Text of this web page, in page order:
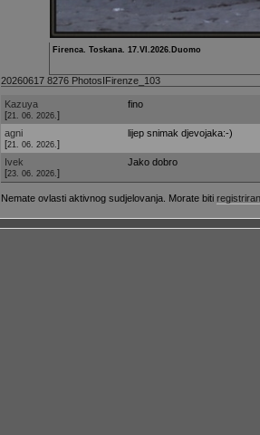
Firenca. Toskana. 17.VI.2026.Duomo
20260617 8276 PhotosIFirenze_103
Kazuya
[21. 06. 2026. ]
fino
agni
[21. 06. 2026. ]
lijep snimak djevojaka:-)
Ivek
[23. 06. 2026. ]
Jako dobro
Nemate ovlasti aktivnog sudjelovanja. Morate biti